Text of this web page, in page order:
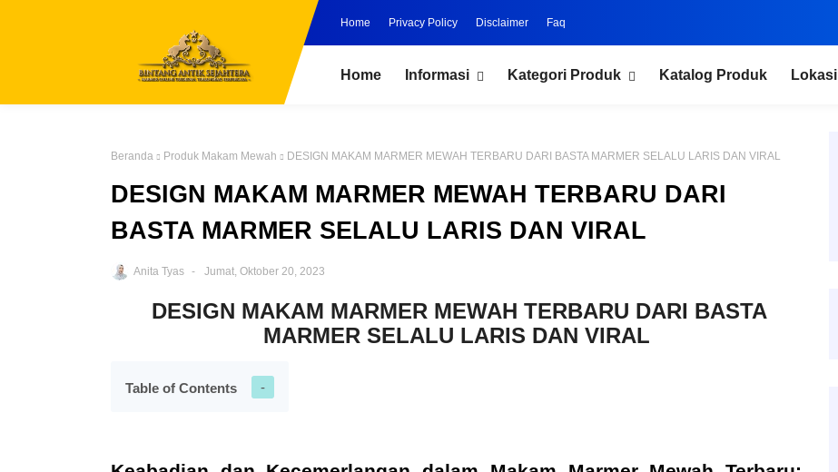
Home Privacy Policy Disclaimer Faq
Home Informasi Kategori Produk Katalog Produk Lokasi
Beranda Produk Makam Mewah DESIGN MAKAM MARMER MEWAH TERBARU DARI BASTA MARMER SELALU LARIS DAN VIRAL
DESIGN MAKAM MARMER MEWAH TERBARU DARI
BASTA MARMER SELALU LARIS DAN VIRAL
Anita Tyas Jumat, Oktober 20, 2023
DESIGN MAKAM MARMER MEWAH TERBARU DARI BASTA
MARMER SELALU LARIS DAN VIRAL
Table of Contents